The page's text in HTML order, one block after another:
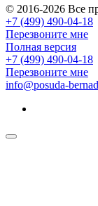
© 2016-2026 Все
+7 (499) 490-04-18
Перезвоните мне
Полная версия
+7 (499) 490-04-18
Перезвоните мне
info@posuda-